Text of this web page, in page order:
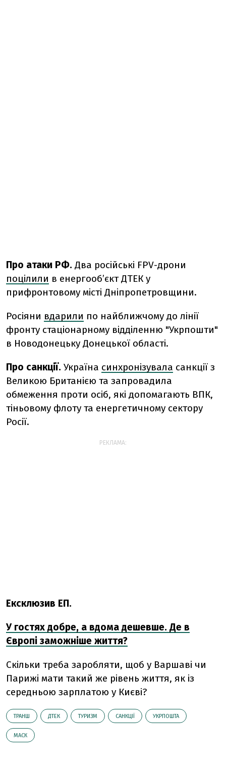
Про атаки РФ. Два російські FPV-дрони
поцілили в енергооб’єкт ДТЕК у
прифронтовому місті Дніпропетровщини.
Росіяни вдарили по найближчому до лінії
фронту стаціонарному відділенню "Укрпошти"
в Новодонецьку Донецької області.
Про санкції. Україна синхронізувала санкції з
Великою Британією та запровадила
обмеження проти осіб, які допомагають ВПК,
тіньовому флоту та енергетичному сектору
Росії.
РЕКЛАМА:
Ексклюзив ЕП.
У гостях добре, а вдома дешевше. Де в
Європі заможніше життя?
Скільки треба заробляти, щоб у Варшаві чи
Парижі мати такий же рівень життя, як із
середньою зарплатою у Києві?
ТРАНШ ДТЕК ТУРИЗМ САНКЦІЇ УКРПОШТА
МАСК